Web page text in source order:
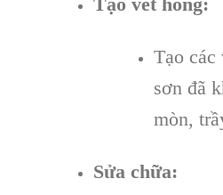
Tạo các
sơn đã
mòn,
Sửa chữa: